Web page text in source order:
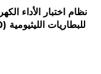
نظام اختبار الأداء